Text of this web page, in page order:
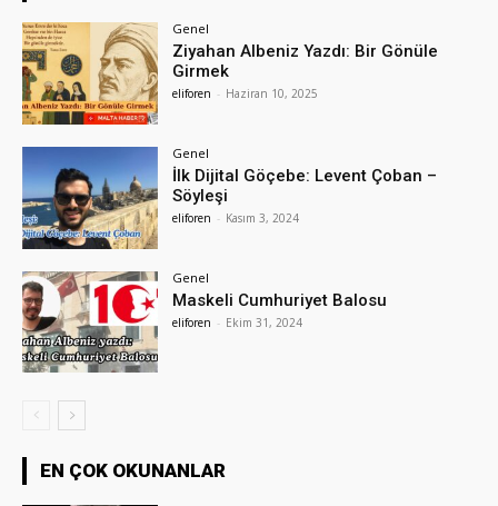
Genel
Ziyahan Albeniz Yazdı: Bir Gönüle
Girmek
eliforen - Haziran 10, 2025
Genel
İlk Dijital Göçebe: Levent Çoban –
Söyleşi
eliforen - Kasım 3, 2024
Genel
Maskeli Cumhuriyet Balosu
eliforen - Ekim 31, 2024
EN ÇOK OKUNANLAR